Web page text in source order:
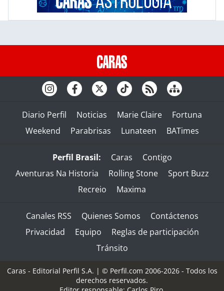
Diario Perfil Noticias Marie Claire
Fortuna
Weekend
Parabrisas Lunateen BATimes
Perfil Brasil: Caras
Contigo
Aventuras Na Historia
Rolling Stone
Sport Buzz
Recreio
Maxima
Canales RSS Quienes Somos
Contáctenos
Privacidad
Equipo
Reglas de participación
Tránsito
Caras - Editorial Perfil S.A. | © Perfil.com 2006-2026 - Todos los
derechos reservados.